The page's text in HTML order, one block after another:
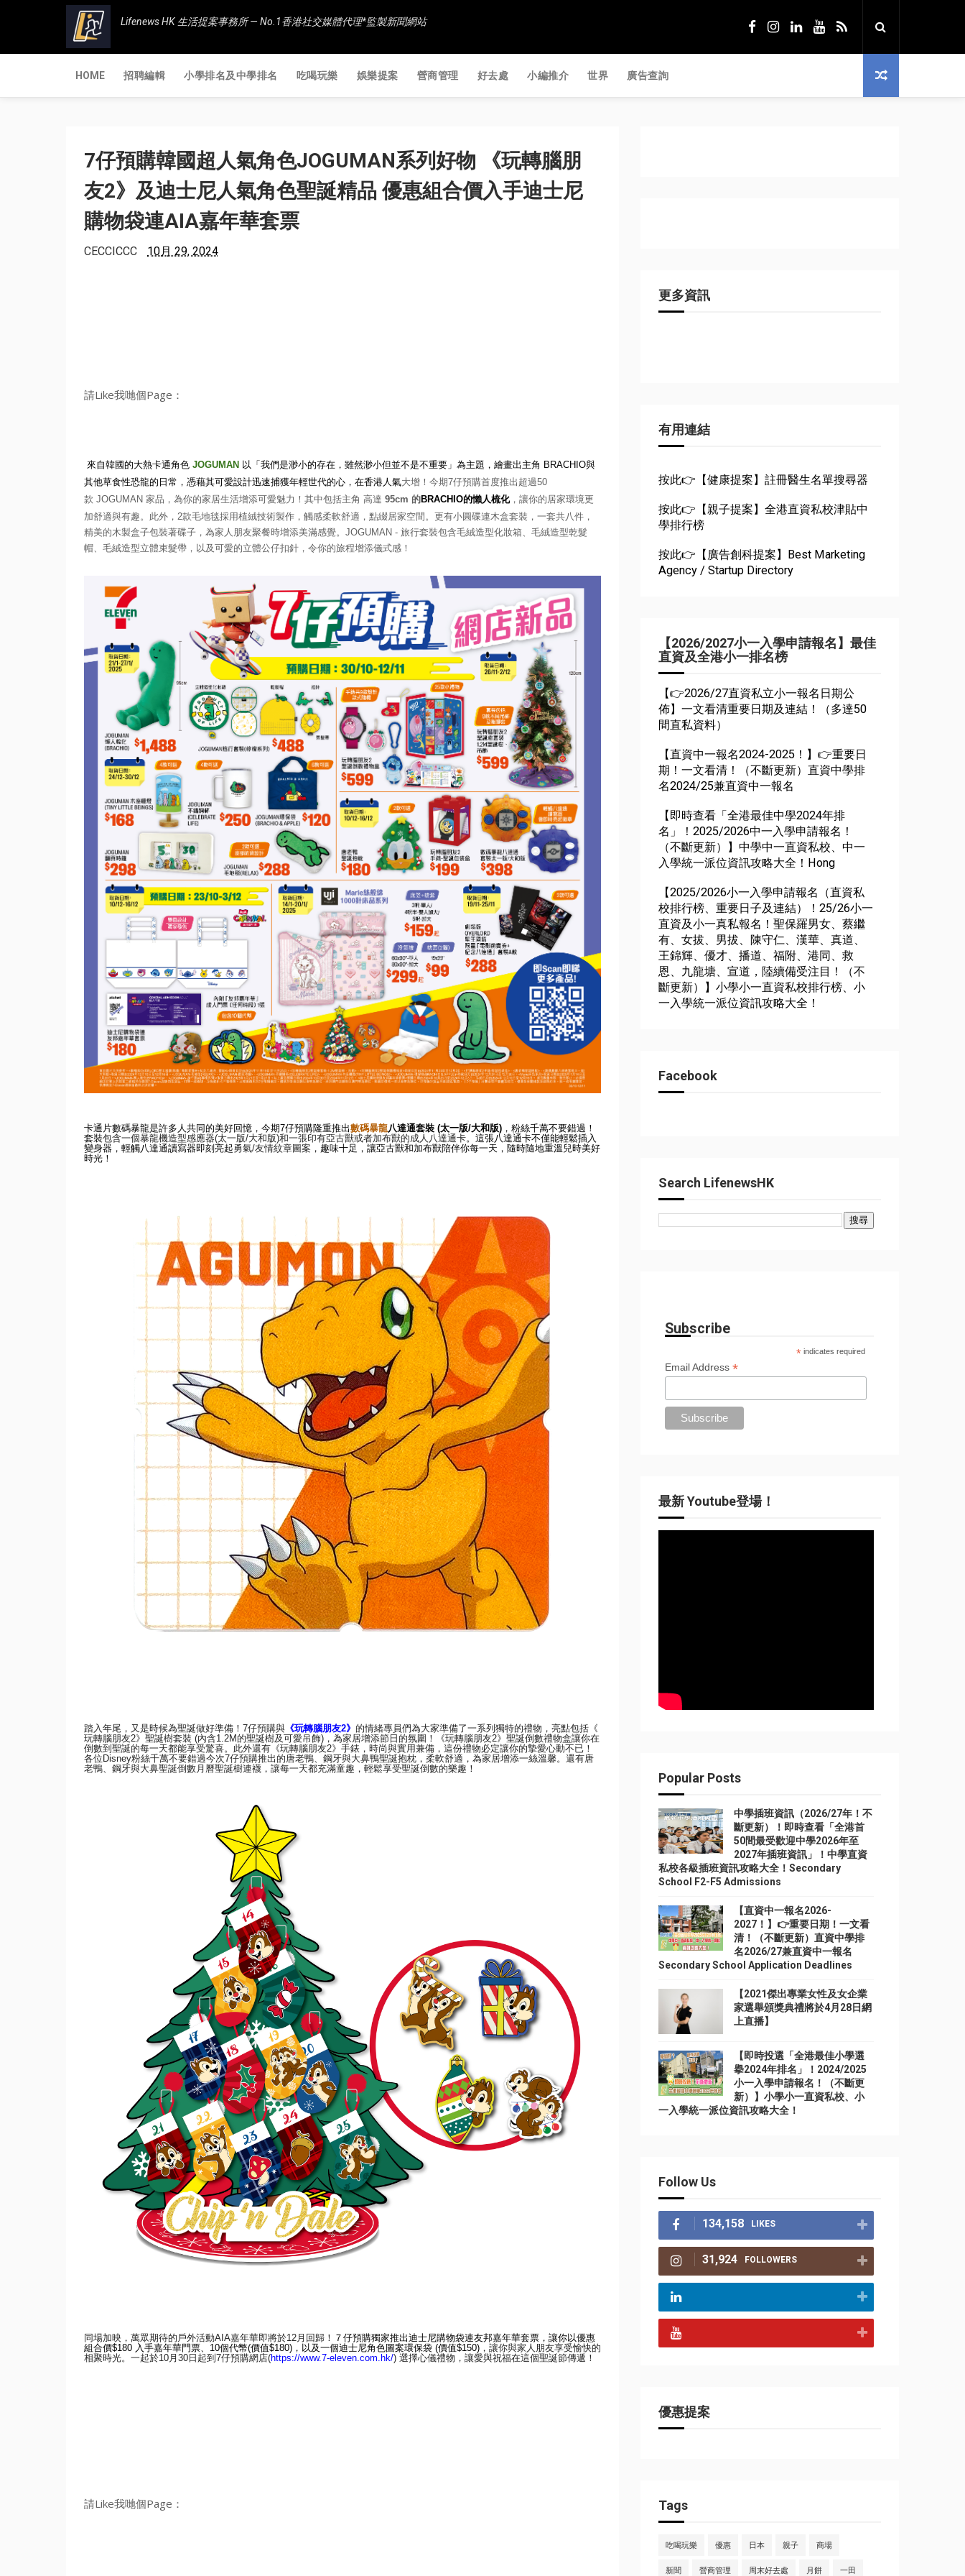
Lifenews HK 生活提案事務所 — No.1香港社交媒體代理*監製新聞網站
HOME 招聘編輯 小學排名及中學排名 吃喝玩樂 娛樂提案 營商管理 好去處 小編推介 世界 廣告查詢
7仔預購韓國超人氣角色JOGUMAN系列好物 《玩轉腦朋
友2》及迪士尼人氣角色聖誕精品 優惠組合價入手迪士尼
購物袋連AIA嘉年華套票
CECCICCC 10月 29, 2024
請Like我哋個Page：
來自韓國的大熱卡通角色 JOGUMAN 以「我們是渺小的存在，雖然渺小但並不是不重要」為主題， 繪畫出主角 BRACHIO與
其他草食性恐龍的日常， 憑藉其可愛設計迅速捕獲年輕世代的心，在香港人氣大增！ 今期7仔預購首度推出超過50
款 JOGUMAN 家品，為你的家居生活增添可愛魅力！其中包括主角 高達 95cm 的BRACHIO的懶人梳化 ，讓你的居家環境更
加舒適與有趣。 此外， 2款毛地毯採用植絨技術製作，觸感柔軟舒適， 點綴居家空間 。更有小圓碟連木盒套裝 ，一套共八件 ，
精美的木製盒子包裝著碟子 ，為家人 朋友聚餐時增添美滿感覺。 JOGUMAN - 旅行套裝包含毛絨造型化妝箱、毛絨造型乾髮
帽、 毛絨造型立體束髮帶，以及可愛的立體公仔扣針， 令你的旅程增添儀式感！
卡通片數碼暴龍是許多人共同的美好回憶，今期7仔預購隆重推出數碼暴龍八達通套裝 (太一版/大和版) ，粉絲千萬不要錯過！
套裝包含一個暴龍機造型感應器(太一版/大和版)和一張印有亞古獸或者加布獸的成人八達通卡。這張八達通卡不僅能輕鬆插入
變身器， 輕觸八達通讀寫器即刻亮起勇氣/友情紋章圖案 ，趣味十足， 讓亞古獸和加布獸陪伴你每一天，隨時隨地重溫兒時美好
時光！
踏入年尾，又是時候為聖誕做好準備！ 7仔預購與 《玩轉腦朋友2》 的情緒專員們為大家準備了一系列獨特的禮物，亮點包括《
玩轉腦朋友2》聖誕樹套裝 (內含1.2M的聖誕樹及可愛吊飾) ，為家居增添節日的氛圍！《玩轉腦朋友2》 聖誕倒數禮物盒讓你在
倒數到聖誕的每一天都能享受驚喜。 此外還有《玩轉腦朋友2》手錶，時尚與實用兼備， 這份禮物必定讓你的摯愛心動不已！
各位Disney粉絲千萬不要錯過今次7仔預購推出的唐老鴨、鋼牙與大鼻鴨聖誕抱枕， 柔軟舒適，為家居增添一絲溫馨。還有唐
老鴨、 鋼牙與大鼻聖誕倒數月曆聖誕樹連襪，讓每一天都充滿童趣， 輕鬆享受聖誕倒數的樂趣！
同場加映，萬眾期待的戶外活動AIA嘉年華即將於12月回歸！ ７ 仔預購獨家推出迪士尼購物袋連友邦嘉年華套票，讓你以優惠
組合價$180 入手嘉年華門票、 10個代幣(價值$180) ， 以及一個迪士尼角色圖案環保袋 (價值$150) ，讓你與家人朋友享受愉快的
相聚時光。一起於10月 30 日起到 7仔預購網店(https://www.7-eleven.com.hk/) 選擇心儀禮物，讓愛與祝福在這個聖誕節傳遞！
請Like我哋個Page：
更多資訊
有用連結
按此👉【健康提案】註冊醫生名單搜尋器
按此👉【親子提案】全港直資私校津貼中
學排行榜
按此👉【廣告創科提案】Best Marketing
Agency / Startup Directory
【2026/2027小一入學申請報名】最佳
直資及全港小一排名榜
【👉2026/27直資私立小一報名日期公
佈】一文看清重要日期及連結！（多達50
間直私資料）
【直資中一報名2024-2025！】👉重要日
期！一文看清！（不斷更新）直資中學排
名2024/25兼直資中一報名
【即時查看「全港最佳中學2024年排
名」！2025/2026中一入學申請報名！
（不斷更新）】中學中一直資私校、中一
入學統一派位資訊攻略大全！Hong
【2025/2026小一入學申請報名（直資私
校排行榜、重要日子及連結）！25/26小一
直資及小一真私報名！聖保羅男女、蔡繼
有、女拔、男拔、陳守仁、漢華、真道、
王錦輝、優才、播道、福附、港同、救
恩、九龍塘、宣道，陸續備受注目！（不
斷更新）】小學小一直資私校排行榜、小
一入學統一派位資訊攻略大全！
Facebook
Search LifenewsHK
Subscribe
* indicates required
Email Address *
最新 Youtube登場！
Popular Posts
中學插班資訊（2026/27年！不
斷更新）！即時查看「全港首
50間最受歡迎中學2026年至
2027年插班資訊」！中學直資
私校各級插班資訊攻略大全！Secondary
School F2-F5 Admissions
【直資中一報名2026-
2027！】👉重要日期！一文看
清！（不斷更新）直資中學排
名2026/27兼直資中一報名
Secondary School Application Deadlines
【2021傑出專業女性及女企業
家選舉頒獎典禮將於4月28日網
上直播】
【即時投選「全港最佳小學選
擧2024年排名」！2024/2025
小一入學申請報名！（不斷更
新）】小學小一直資私校、小
一入學統一派位資訊攻略大全！
Follow Us
134,158 LIKES
31,924 FOLLOWERS
優惠提案
Tags
吃喝玩樂 優惠 日本 親子 商場
新聞 營商管理 周末好去處 月餅 一田